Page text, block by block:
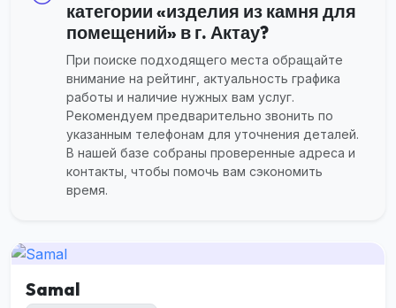
категории «изделия из камня для
помещений» в г. Актау?
При поиске подходящего места обращайте
внимание на рейтинг, актуальность графика
работы и наличие нужных вам услуг.
Рекомендуем предварительно звонить по
указанным телефонам для уточнения деталей.
В нашей базе собраны проверенные адреса и
контакты, чтобы помочь вам сэкономить
время.
Samal